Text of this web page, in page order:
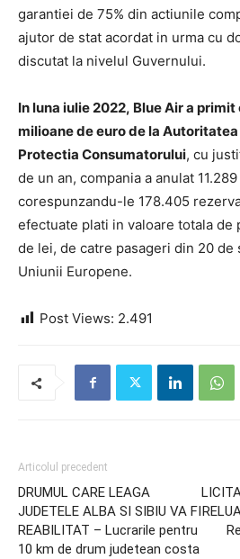
garantiei de 75% din actiunile
ajutor de stat acordat in urma cu
discutat la nivelul Guvernului.
In luna iulie 2022, Blue Air a primit
milioane de euro de la
Protectia Consumatorului, cu
de un an, compania a anulat
corespunzandu-le 178.405
efectuate plati in valoare totala de
de lei, de catre pasageri din 20 de
Uniunii Europene.
Post Views: 2.491
Articolul precedent
DRUMUL CARE LEAGA
JUDETELE ALBA SI SIBIU VA FI
REABILITAT – Lucrarile pentru
10 km de drum judetean costa